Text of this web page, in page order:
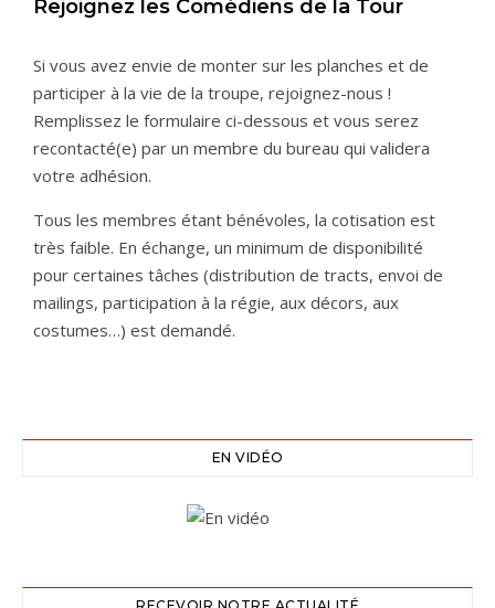
Rejoignez les Comédiens de la Tour
Si vous avez envie de monter sur les planches et de
participer à la vie de la troupe, rejoignez-nous !
Remplissez le formulaire ci-dessous et vous serez
recontacté(e) par un membre du bureau qui validera
votre adhésion.
Tous les membres étant bénévoles, la cotisation est
très faible. En échange, un minimum de disponibilité
pour certaines tâches (distribution de tracts, envoi de
mailings, participation à la régie, aux décors, aux
costumes…) est demandé.
EN VIDÉO